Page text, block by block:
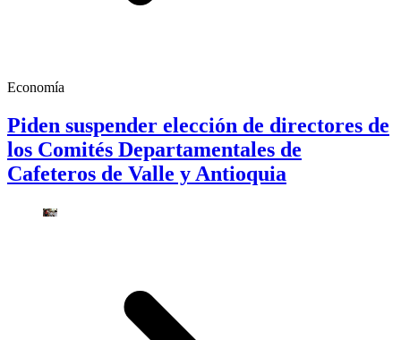
Economía
Piden suspender elección de directores de
los Comités Departamentales de
Cafeteros de Valle y Antioquia